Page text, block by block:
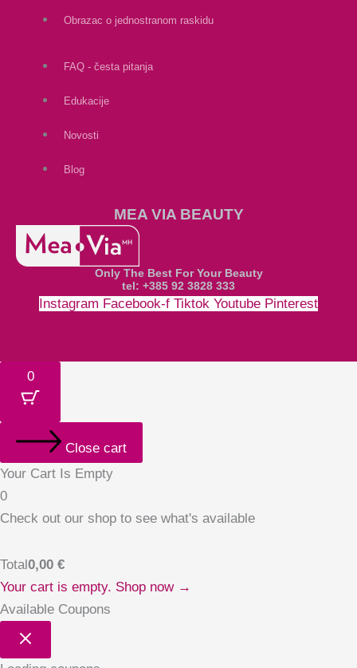
Obrazac o jednostranom raskidu
FAQ - česta pitanja
Edukacije
Novosti
Blog
MEA VIA BEAUTY
Only The Best For Your Beauty
tel: +385 92 3828 333
Instagram Facebook-f Tiktok Youtube Pinterest
0
Close cart
Your Cart Is Empty
0
Check out our shop to see what's available
Total0,00 €
Your cart is empty. Shop now →
Available Coupons